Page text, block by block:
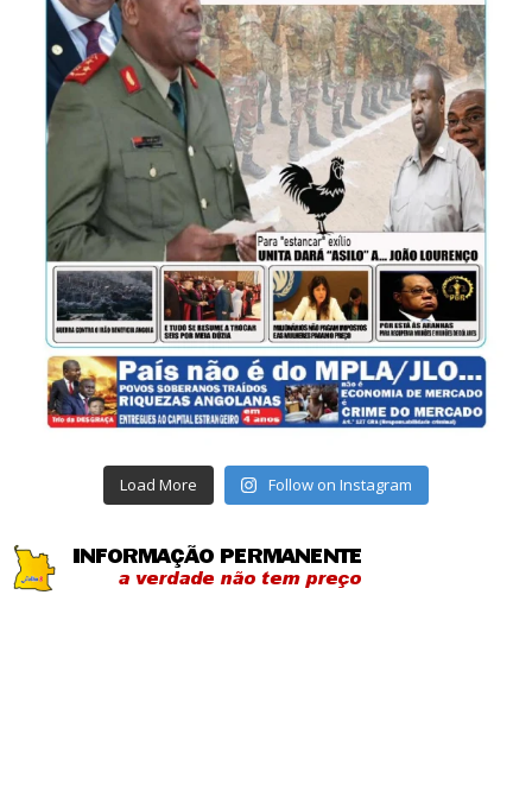
Load More Follow on Instagram